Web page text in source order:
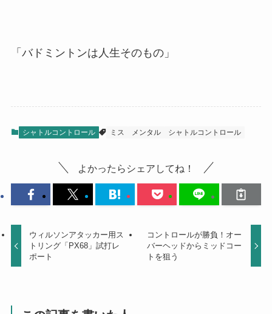
「バドミントンは人生そのもの」
シャトルコントロール ミス メンタル シャトルコントロール
よかったらシェアしてね！
ウィルソンアタッカー用ス
トリング「PX68」試打レ
ポート
コントロールが勝負！オー
バーヘッドからミッドコー
トを狙う